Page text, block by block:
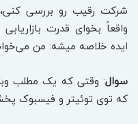
شرکت رقیب رو بررسی
واقعاً بخوای قدرت
ایده خلاصه میشه: من
سوال: وقتی که یک مطلب
که توی توئیتر و فیسبوک